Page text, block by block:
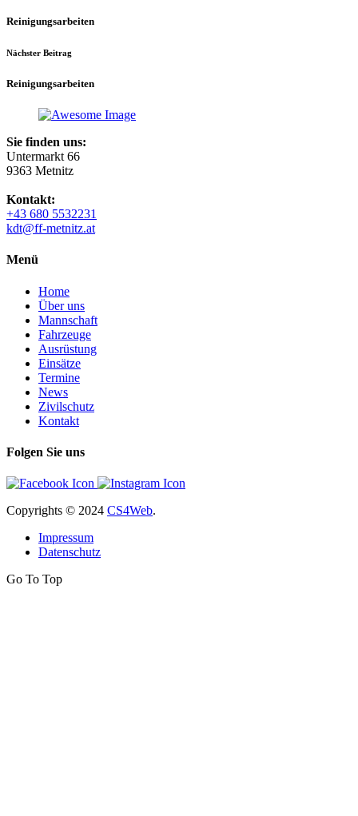
Reinigungsarbeiten
Nächster Beitrag
Reinigungsarbeiten
Sie finden uns:
Untermarkt 66
9363 Metnitz
Kontakt:
+43 680 5532231
kdt@ff-metnitz.at
Menü
Home
Über uns
Mannschaft
Fahrzeuge
Ausrüstung
Einsätze
Termine
News
Zivilschutz
Kontakt
Folgen Sie uns
Copyrights © 2024 CS4Web.
Impressum
Datenschutz
Go To Top